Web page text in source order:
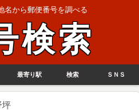
名から郵便番号を調べる
検索
最寄り駅 検索 ＳＮＳ
坪